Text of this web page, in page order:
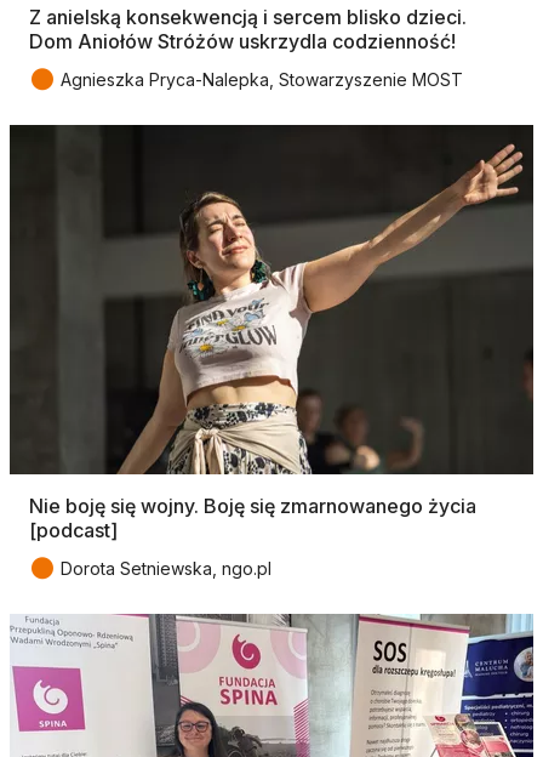
Z anielską konsekwencją i sercem blisko dzieci.
Dom Aniołów Stróżów uskrzydla codzienność!
● Agnieszka Pryca-Nalepka, Stowarzyszenie MOST
Nie boję się wojny. Boję się zmarnowanego życia
[podcast]
● Dorota Setniewska, ngo.pl